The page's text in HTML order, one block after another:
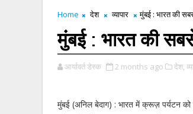
Home देश व्यापार मुंबई : भारत की
मुंबई : भारत की
आर्यावर्त डेस्क 2 months ago देश,
मुंबई (अनिल बेदाग) : भारत में क्रूज़ पर्यटन